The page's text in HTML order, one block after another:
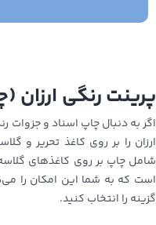
پرینت رنگی ارزان
اگر به دنبال چاپ اسناد و جزوات
ارزان را بر روی کاغذ تحریر و
است که به شما این امکان را
گزینه را انتخاب کنید.